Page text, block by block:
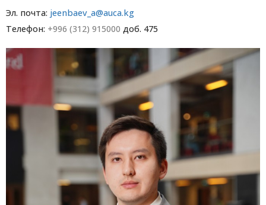
Эл. почта: jeenbaev_a@auca.kg
Телефон: +996 (312) 915000 доб. 475